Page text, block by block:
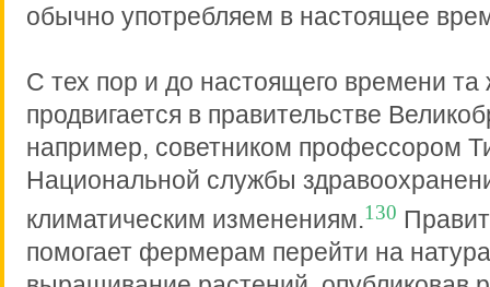
обычно употребляем в настоящее
С тех пор и до настоящего времени та
продвигается в правительстве
например, советником профессором
Национальной службы
климатическим изменениям.130
помогает фермерам перейти на